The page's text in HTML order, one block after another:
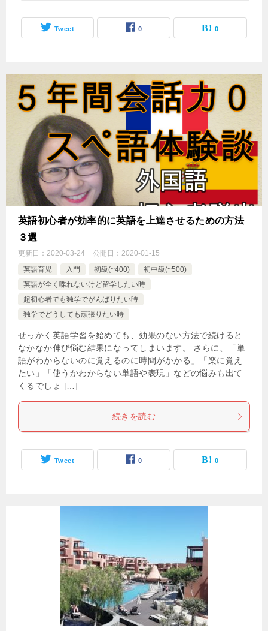
Tweet 0 0
英語初心者が効率的に英語を上達させるための方法
３選
更新日： 2020-03-24 公開日： 2020-01-15
英語育児
入門 初級(~400)
初中級(~500)
英語が全く喋れないけど留学したい時
超初心者でも独学でがんばりたい時
独学でどうしても頑張りたい時
せっかく英語学習を始めても、効果のない方法で続けると
なかなか伸び悩む結果になってしまいます。 さらに、「単
語がわからないのに覚えるのに時間がかかる」「楽に覚え
たい」「使うかわからない単語や表現」などの悩みも出て
くるでしょ […]
続きを読む
Tweet 0 0